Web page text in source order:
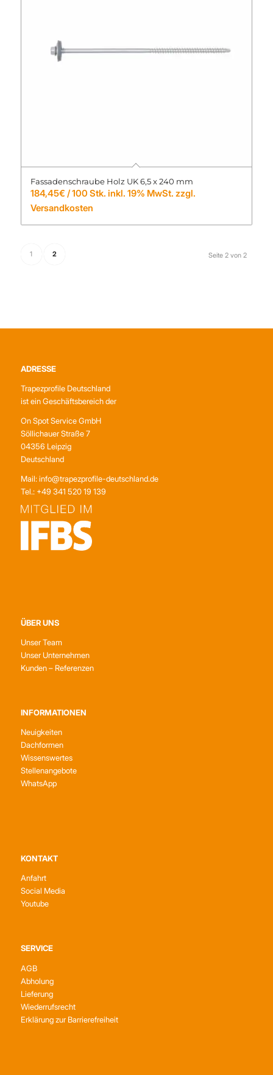
Fassadenschraube Holz UK 6,5 x 240 mm
184,45€ / 100 Stk. inkl. 19% MwSt. zzgl.
Versandkosten
Seite 2 von 2
1 2
ADRESSE
Trapezprofile Deutschland
ist ein Geschäftsbereich der
On Spot Service GmbH
Söllichauer Straße 7
04356 Leipzig
Deutschland
Mail: info@trapezprofile-deutschland.de
Tel.: +49 341 520 19 139
ÜBER UNS
Unser Team
Unser Unternehmen
Kunden – Referenzen
INFORMATIONEN
Neuigkeiten
Dachformen
Wissenswertes
Stellenangebote
WhatsApp
KONTAKT
Anfahrt
Social Media
Youtube
SERVICE
AGB
Abholung
Lieferung
Wiederrufsrecht
Erklärung zur Barrierefreiheit